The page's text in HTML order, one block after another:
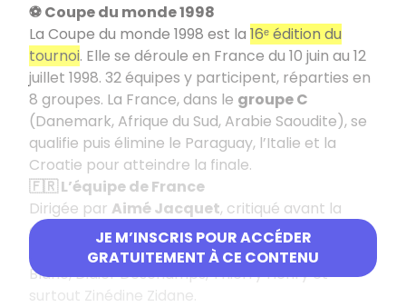
JE M’INSCRIS POUR ACCÉDER
GRATUITEMENT À CE CONTENU
⚽ Coupe du monde 1998
La Coupe du monde 1998 est la 16ᵉ édition du
tournoi. Elle se déroule en France du 10 juin au 12
juillet 1998. 32 équipes y participent, réparties en
8 groupes. La France, dans le groupe C
(Danemark, Afrique du Sud, Arabie Saoudite), se
qualifie puis élimine le Paraguay, l’Italie et la
Croatie pour atteindre la finale.
🇫🇷 L’équipe de France
Dirigée par Aimé Jacquet, critiqué avant la
compétition, l’équipe rassemble des joueurs
devenus légendaires : Fabien Barthez, Laurent
Blanc, Didier Deschamps, Thierry Henry et
surtout Zinédine Zidane.